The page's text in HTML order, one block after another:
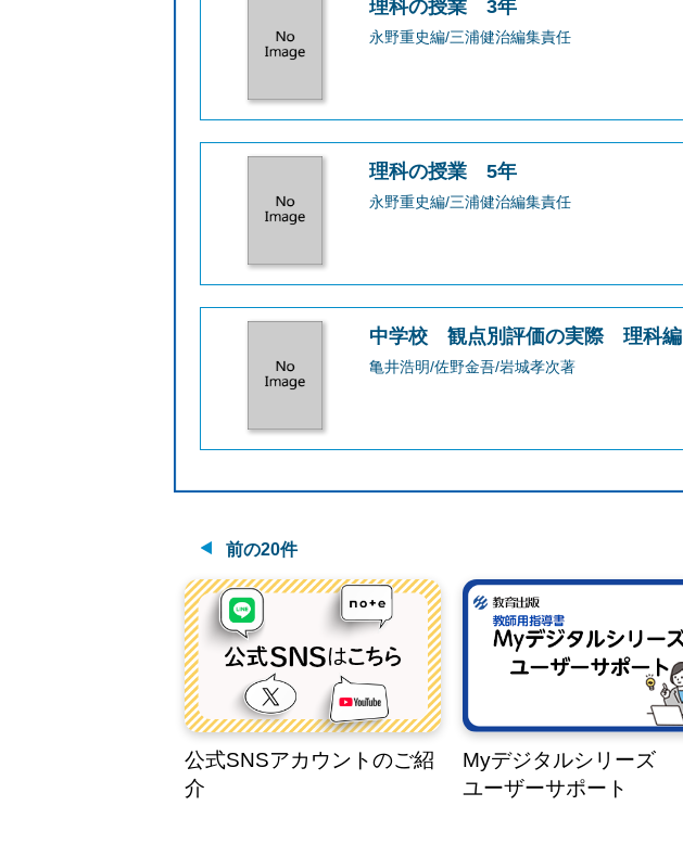
理科の授業 3年
永野重史編/三浦健治編集責任
理科の授業 5年
永野重史編/三浦健治編集責任
中学校 観点別評価の実際 理科編
亀井浩明/佐野金吾/岩城孝次著
前の20件
公式SNSアカウントのご紹
介
Myデジタルシリーズ
ユーザーサポート